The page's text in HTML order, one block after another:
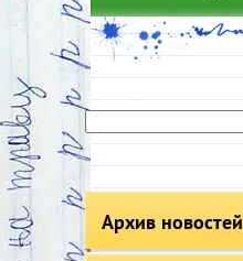
Архив новостей